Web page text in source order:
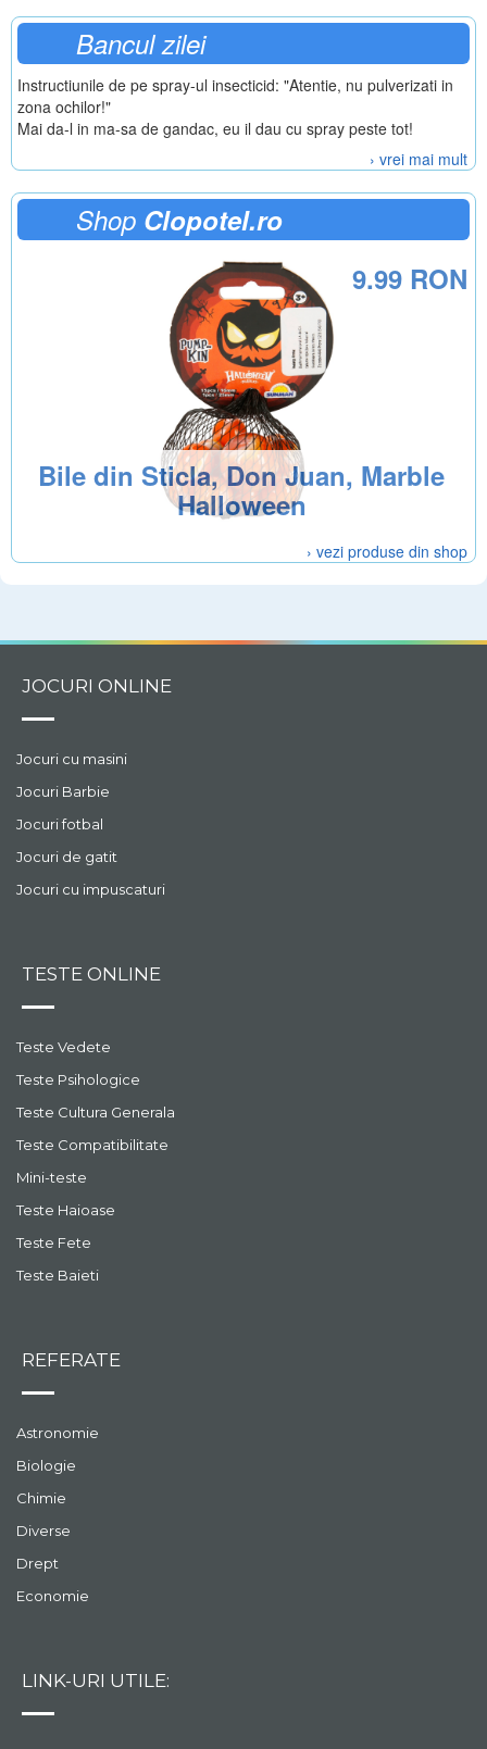
Bancul zilei
Instructiunile de pe spray-ul insecticid: "Atentie, nu pulverizati in
zona ochilor!"
Mai da-l in ma-sa de gandac, eu il dau cu spray peste tot!
› vrei mai mult
Shop Clopotel.ro
Bile din Sticla, Don Juan, Marble
Halloween
9.99 RON
› vezi produse din shop
JOCURI ONLINE
Jocuri cu masini
Jocuri Barbie
Jocuri fotbal
Jocuri de gatit
Jocuri cu impuscaturi
TESTE ONLINE
Teste Vedete
Teste Psihologice
Teste Cultura Generala
Teste Compatibilitate
Mini-teste
Teste Haioase
Teste Fete
Teste Baieti
REFERATE
Astronomie
Biologie
Chimie
Diverse
Drept
Economie
LINK-URI UTILE: